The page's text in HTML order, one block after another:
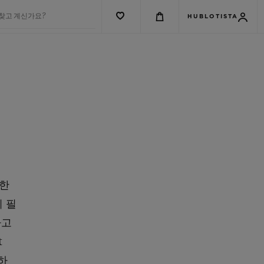
고 계신가요? HUBLOTISTA
필